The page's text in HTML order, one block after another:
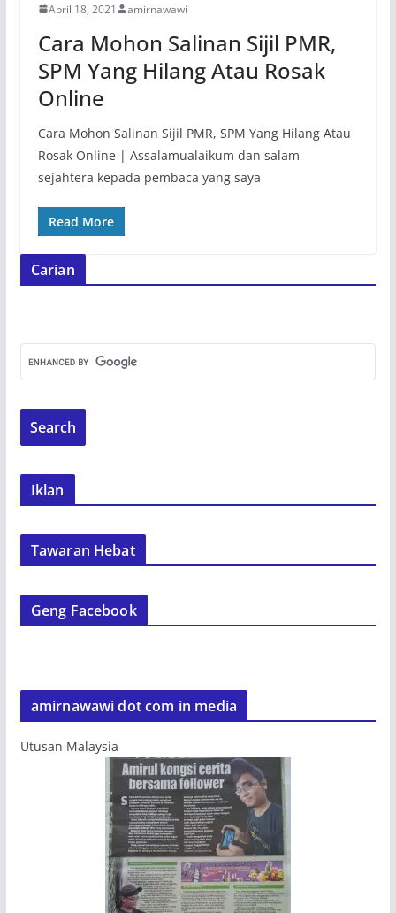
April 18, 2021 amirnawawi
Cara Mohon Salinan Sijil PMR,
SPM Yang Hilang Atau Rosak
Online
Cara Mohon Salinan Sijil PMR, SPM Yang Hilang Atau
Rosak Online | Assalamualaikum dan salam
sejahtera kepada pembaca yang saya
Read More
Carian
Iklan
Tawaran Hebat
Geng Facebook
amirnawawi dot com in media
Utusan Malaysia